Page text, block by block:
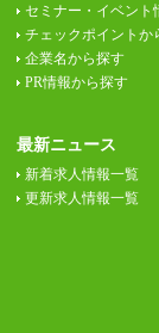
セミナー・イベント
チェックポイントか
企業名から探す
PR情報から探す
最新ニュース
新着求人情報一覧
更新求人情報一覧